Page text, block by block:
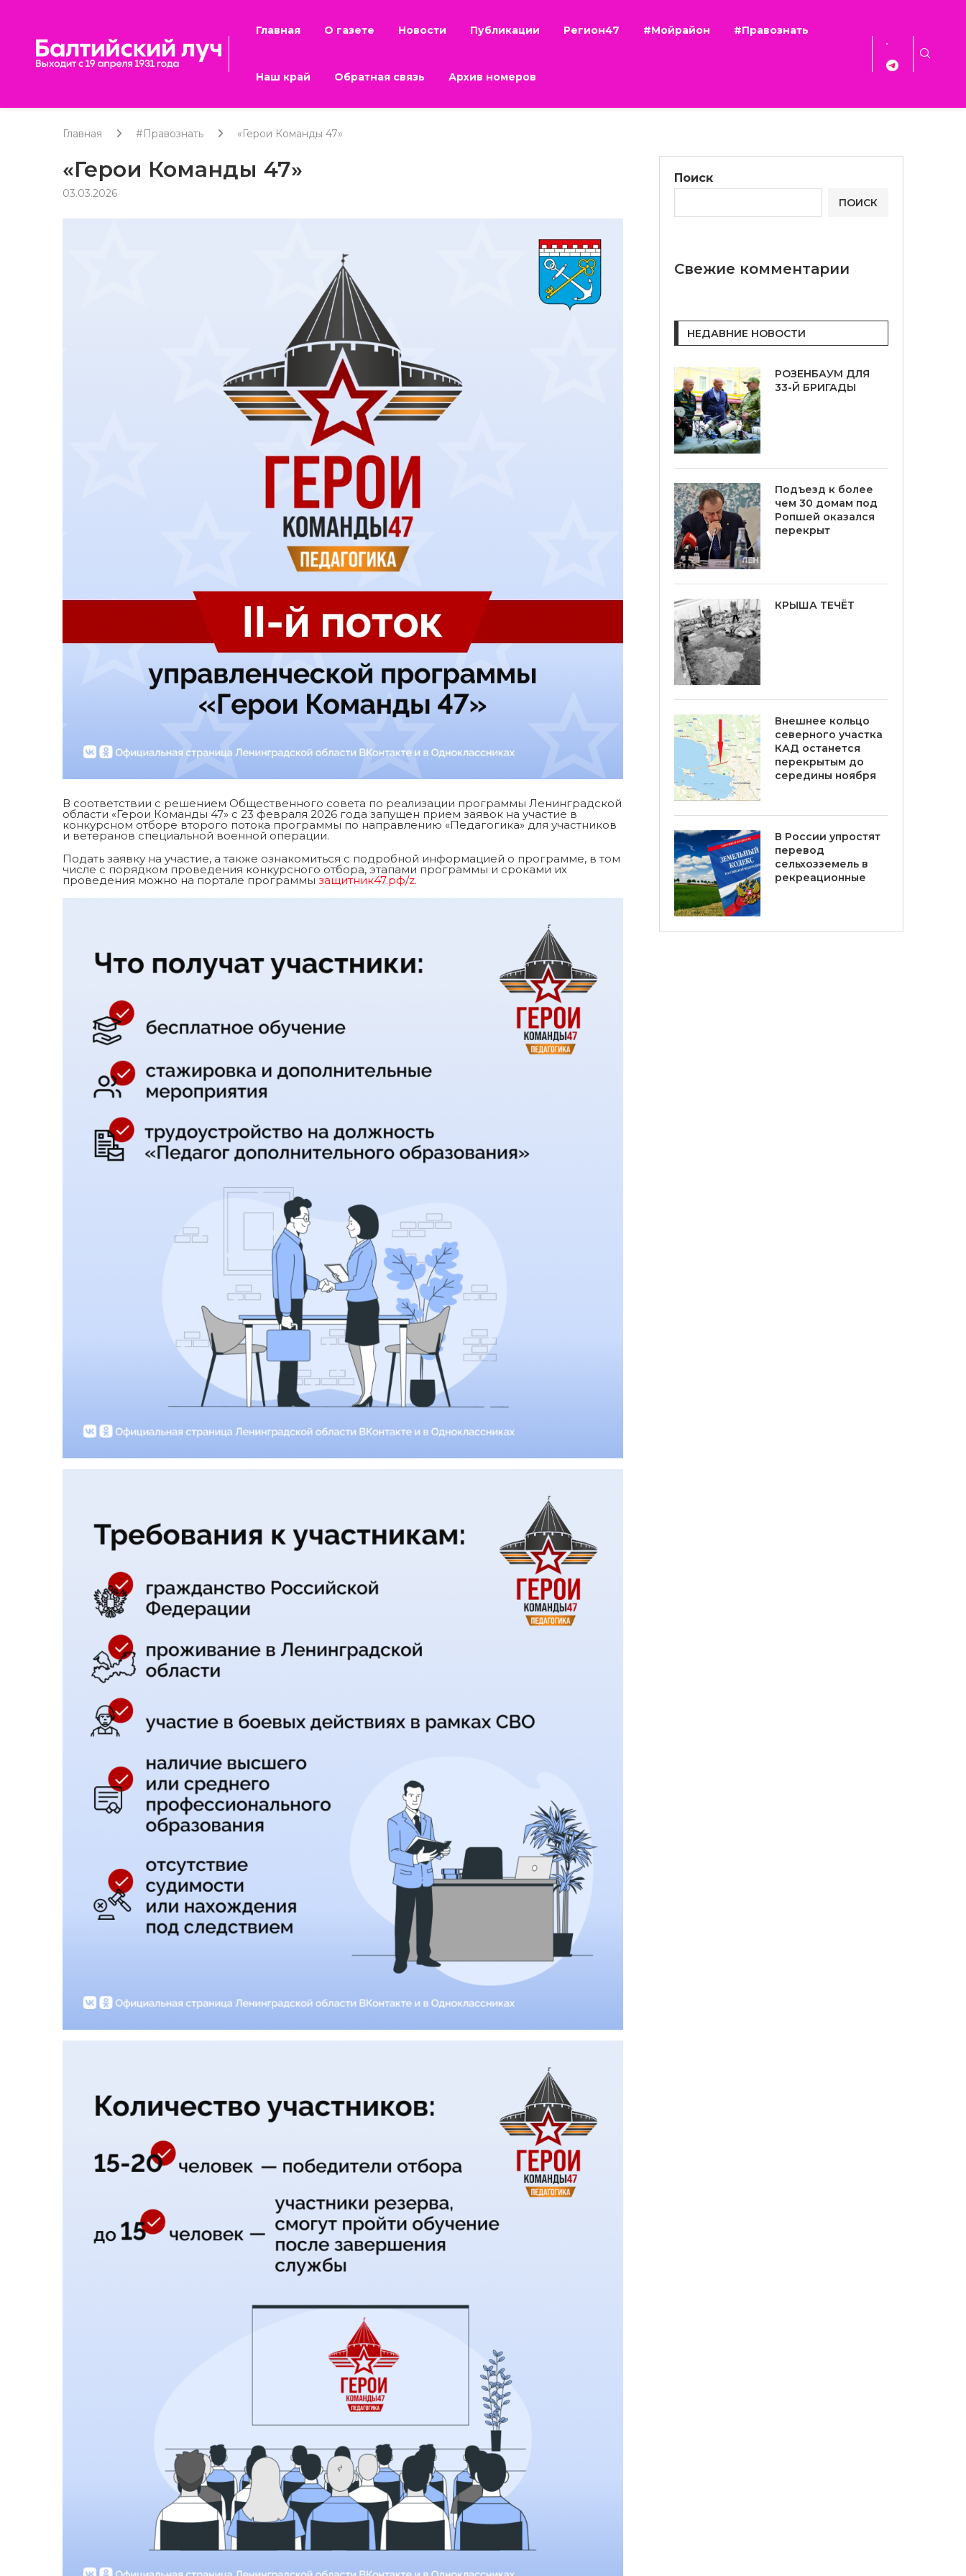
Главная О газете Новости Публикации Регион47 #Мойрайон #Правознать
Наш край Обратная связь Архив номеров
Главная #Правознать «Герои Команды 47»
«Герои Команды 47»
03.03.2026
В соответствии с решением Общественного совета по реализации программы Ленинградской
области «Герои Команды 47» с 23 февраля 2026 года запущен прием заявок на участие в
конкурсном отборе второго потока программы по направлению «Педагогика» для участников
и ветеранов специальной военной операции.
Подать заявку на участие, а также ознакомиться с подробной информацией о программе, в том
числе с порядком проведения конкурсного отбора, этапами программы и сроками их
проведения можно на портале программы защитник47.рф/z.
Поиск
ПОИСК
Свежие комментарии
НЕДАВНИЕ НОВОСТИ
РОЗЕНБАУМ ДЛЯ
33-Й БРИГАДЫ
Подъезд к более
чем 30 домам под
Ропшей оказался
перекрыт
КРЫША ТЕЧЁТ
Внешнее кольцо
северного участка
КАД останется
перекрытым до
середины ноября
В России упростят
перевод
сельхозземель в
рекреационные